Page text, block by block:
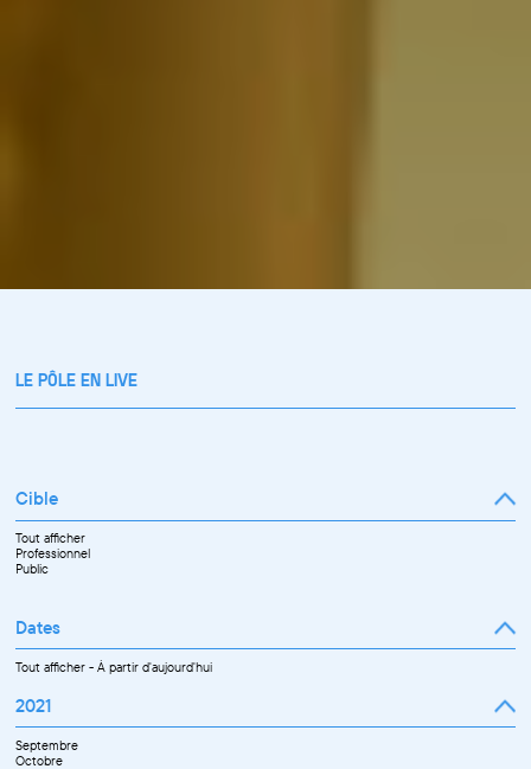
LE PÔLE EN LIVE
Cible
Tout afficher
Professionnel
Public
Dates
Tout afficher-À partir d'aujourd'hui
2021
Septembre
Octobre